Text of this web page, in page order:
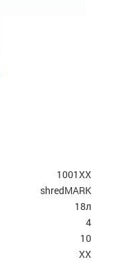
1001XX
shredMARK
18л
4
10
ХХ